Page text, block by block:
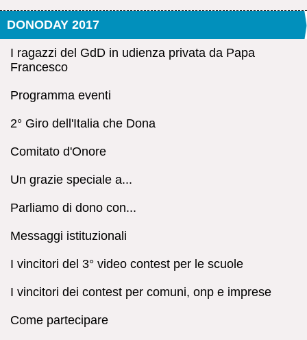
DONODAY 2017
I ragazzi del GdD in udienza privata da Papa
Francesco
Programma eventi
2° Giro dell'Italia che Dona
Comitato d'Onore
Un grazie speciale a...
Parliamo di dono con...
Messaggi istituzionali
I vincitori del 3° video contest per le scuole
I vincitori dei contest per comuni, onp e imprese
Come partecipare